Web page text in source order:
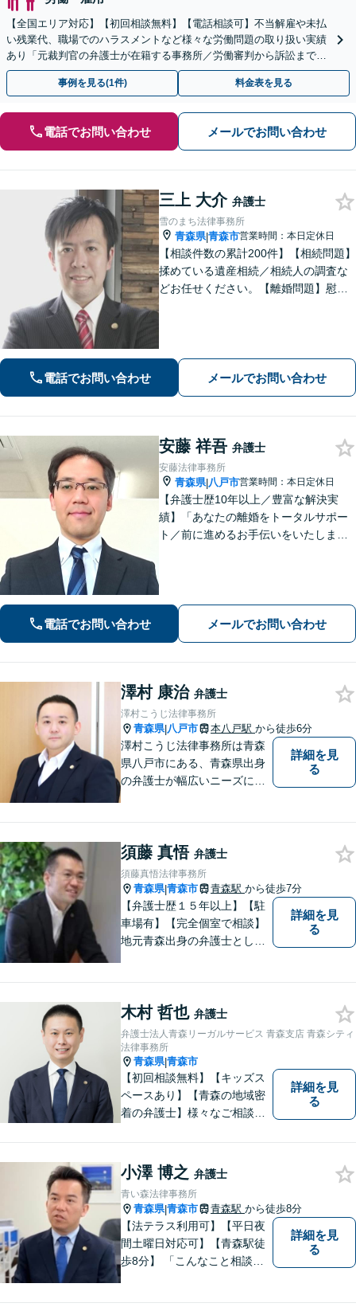
【全国エリア対応】【初回相談無料】【電話相談可】不当解雇や未払
い残業代、職場でのハラスメントなど様々な労働問題の取り扱い実績
あり「元裁判官の弁護士が在籍する事務所／労働審判から訴訟まで、
裁判官経験を活かした最適な戦略を立案」
事例を見る(1件) 料金表を見る
電話でお問い合わせ メールでお問い合わせ
三上 大介 弁護士
雪のまち法律事務所
青森県|青森市営業時間：本日定休日
【相談件数の累計200件】【相続問題】
揉めている遺産相続／相続人の調査な
どお任せください。【離婚問題】慰謝
相談可】
電話でお問い合わせ メールでお問い合わせ
安藤 祥吾 弁護士
安藤法律事務所
青森県|八戸市営業時間：本日定休日
【弁護士歴10年以上／豊富な解決実
績】「あなたの離婚をトータルサポー
ト／前に進めるお手伝いをいたしま
い」【秘密厳守】【休日・夜間相談あ
電話でお問い合わせ メールでお問い合わせ
澤村 康治 弁護士
澤村こうじ法律事務所
青森県|八戸市 本八戸駅 から徒歩6分
澤村こうじ法律事務所は青森
県八戸市にある、青森県出身
の弁護士が幅広いニーズにお
詳細を見
る
須藤 真悟 弁護士
須藤真悟法律事務所
青森県|青森市 青森駅 から徒歩7分
【弁護士歴１５年以上】【駐
車場有】【完全個室で相談】
地元青森出身の弁護士とし
に、そして真剣に取り組みま
す。皆様が安心して相談でき
るような雰囲気づくりを行な
っています。
詳細を見
る
木村 哲也 弁護士
弁護士法人青森リーガルサービス 青森支店 青森シティ
法律事務所
青森県|青森市
【初回相談無料】【キッズス
ペースあり】【青森の地域密
着の弁護士】様々なご相談・
詳細を見
る
小澤 博之 弁護士
青い森法律事務所
青森県|青森市 青森駅 から徒歩8分
【法テラス利用可】【平日夜
間土曜日対応可】【青森駅徒
歩8分】 「こんなこと相談し
詳細を見
る